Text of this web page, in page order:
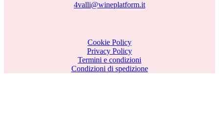
4valli@wineplatform.it
Cookie Policy
Privacy Policy
Termini e condizioni
Condizioni di spedizione